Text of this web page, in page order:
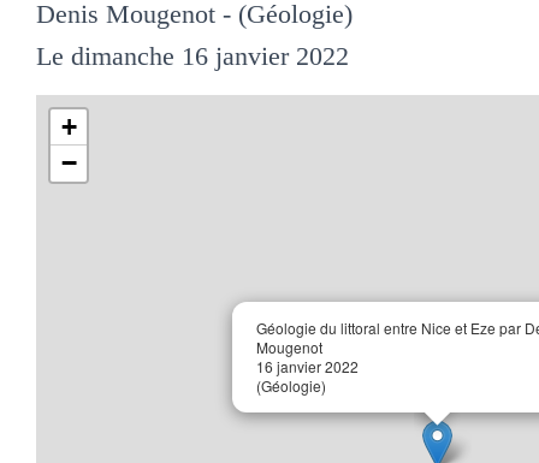
Denis Mougenot - (Géologie)
Le dimanche 16 janvier 2022
Géologie du littoral entre Nice et Eze par
Mougenot
16 janvier 2022
(Géologie)
+
−